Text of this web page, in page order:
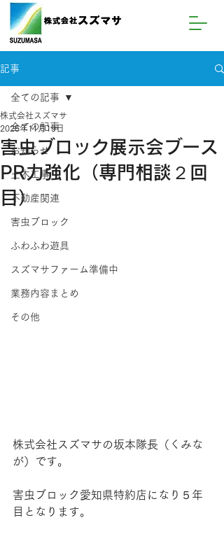
記事
全ての記事
お知らせ
土木工事
不動産関連
害虫ブロック
ふわふわ遊具
スズマサファーム準備中
業務内容まとめ
その他
全ての記事
害虫ブロック展示会ブース
PR力強化（専門相談２回
目）
株式会社スズマサ
2025年11月19日
株式会社スズマサの坂本隊長（くみな
が）です。
害虫ブロック愛知県特約店になり５年
目となります。